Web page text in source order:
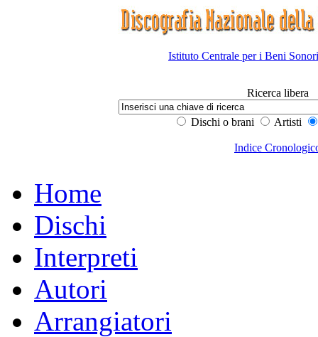
Istituto Centrale per i Beni
Ricerca libera
Dischi o brani Artisti
Indice
Home
Dischi
Interpreti
Autori
Arrangiatori